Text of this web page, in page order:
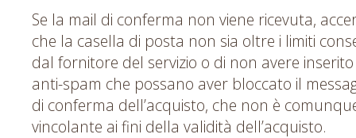
Se la mail di conferma non viene ricevuta,
che la casella di posta non sia oltre i limiti
dal fornitore del servizio o di non avere
anti-spam che possano aver bloccato il
di conferma dell’acquisto, che non è
vincolante ai fini della validità dell’acquisto.